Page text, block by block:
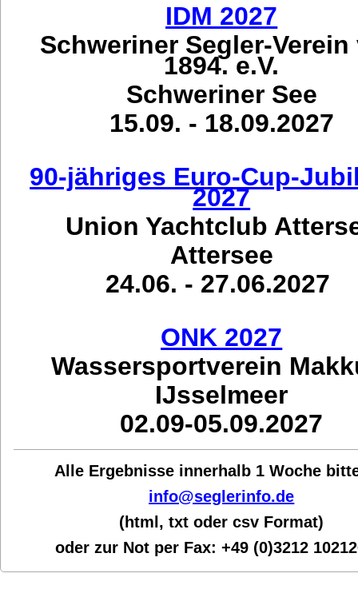
IDM 2027
Schweriner Segler-Verein
1894. e.V.
Schweriner See
15.09. - 18.09.2027
90-jähriges Euro-Cup-
2027
Union Yachtclub
Attersee
24.06. - 27.06.2027
ONK 2027
Wassersportverein
IJsselmeer
02.09-05.09.2027
Alle Ergebnisse innerhalb 1 Woche bit
info@seglerinfo.de
(html, txt oder csv Format)
oder zur Not per Fax:+49 (0)3212